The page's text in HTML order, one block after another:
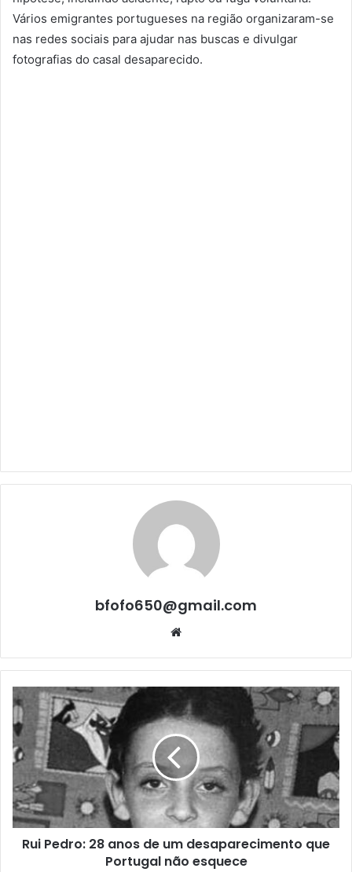
Vários emigrantes portugueses na região organizaram-se
nas redes sociais para ajudar nas buscas e divulgar
fotografias do casal desaparecido.
bfofo650@gmail.com
Website
Rui Pedro: 28 anos de um desaparecimento que
Portugal não esquece